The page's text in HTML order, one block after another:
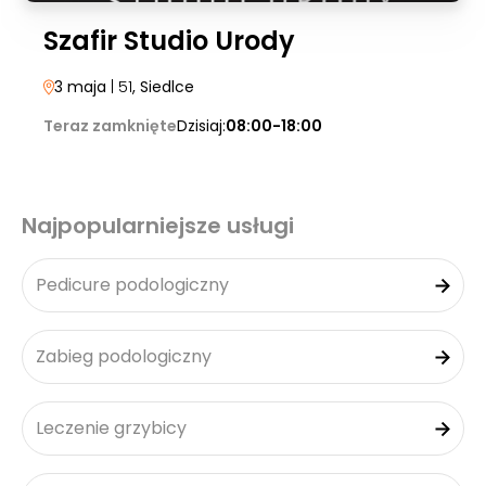
Szafir Studio Urody
3 maja | 51, Siedlce
Teraz zamknięteDzisiaj:08:00-18:00
Najpopularniejsze usługi
Pedicure podologiczny
Zabieg podologiczny
Leczenie grzybicy